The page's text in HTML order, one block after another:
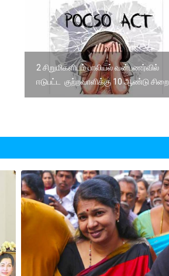
2 சிறுமிகளிடம் பாலியல் வன்புணர்வில்
ஈடுபட்ட குற்றவாளிக்கு 10 ஆண்டு சிறை